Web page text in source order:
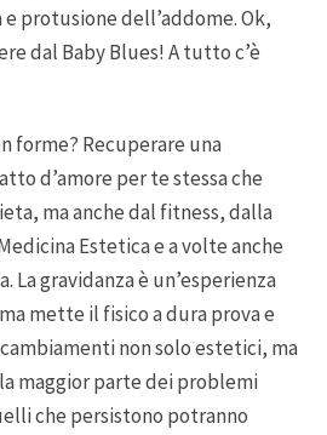
protusione dell’addome. Ok,
dal Baby Blues! A tutto c’è
forme? Recuperare una
d’amore per te stessa che
ma anche dal fitness, dalla
Estetica e a volte anche
La gravidanza è un’esperienza
mette il fisico a dura prova e
non solo estetici, ma
maggior parte dei problemi
che persistono potranno